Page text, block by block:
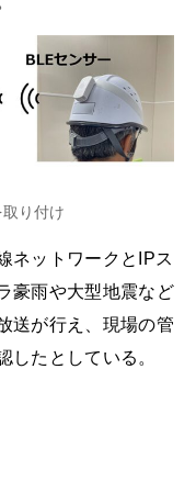
り付け
ネットワークとIPス
豪雨や大型地震など
送が行え、現場の管
したとしている。